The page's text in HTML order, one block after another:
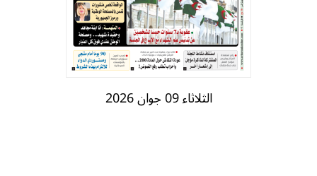
الثلاثاء 09 جوان 2026